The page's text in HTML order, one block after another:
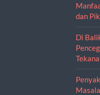
dan
Di